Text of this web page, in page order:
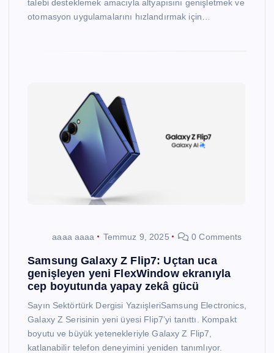
talebi desteklemek amacıyla altyapısını genişletmek ve
otomasyon uygulamalarını hızlandırmak için…
aaaa aaaa Temmuz 9, 2025 0 Comments
Samsung Galaxy Z Flip7: Uçtan uca
genişleyen yeni FlexWindow ekranıyla
cep boyutunda yapay zekâ gücü
Sayın Sektörtürk Dergisi YazıişleriSamsung Electronics,
Galaxy Z Serisinin yeni üyesi Flip7’yi tanıttı. Kompakt
boyutu ve büyük yetenekleriyle Galaxy Z Flip7,
katlanabilir telefon deneyimini yeniden tanımlıyor.